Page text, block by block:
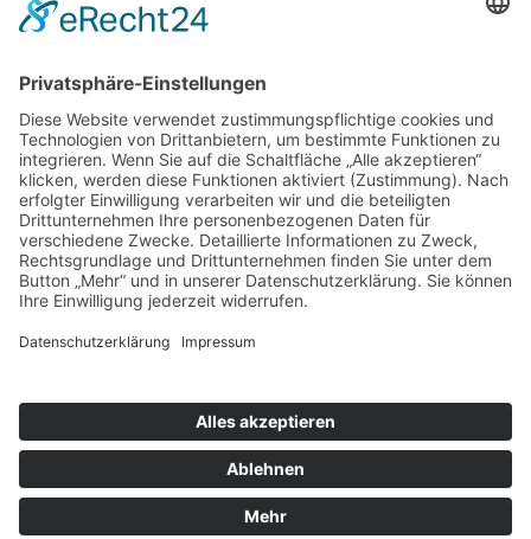
Kontakt
Impressum
Datenschutzerklärung
Barrierefreiheitserklärung
Downloads
Facebook
Instagram Vimeo Youtube
Die lkj verwendet Cookies, um die Webseite
bestmöglich an die Bedürfnisse unserer Besucher
ICH STIMME ZU